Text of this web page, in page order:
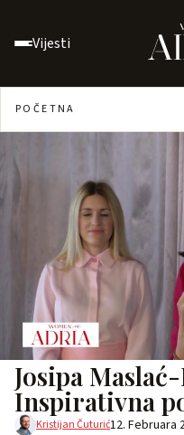
Vijesti
POČETNA
Josipa
Inspirativna
Kristijan Čuturić12. Februara